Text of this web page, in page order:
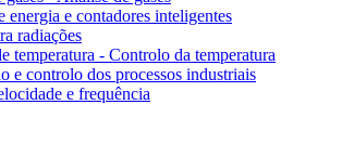
energia e contadores inteligentes
radiações
temperatura - Controlo da temperatura
e controlo dos processos industriais
e frequência